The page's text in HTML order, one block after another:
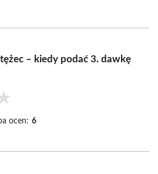
– kiedy podać 3. dawkę
ocen: 6